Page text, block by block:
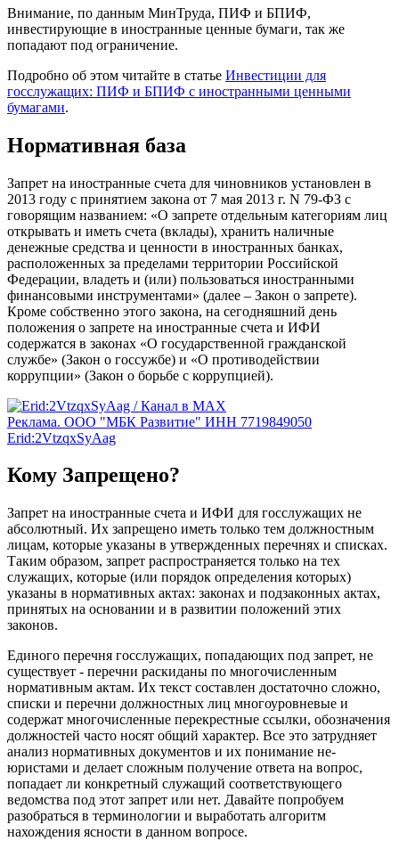
Внимание, по данным МинТруда, ПИФ и БПИФ,
инвестирующие в иностранные ценные бумаги, так же
попадают под ограничение.
Подробно об этом читайте в статье Инвестиции для
госслужащих: ПИФ и БПИФ с иностранными ценными
бумагами.
Нормативная база
Запрет на иностранные счета для чиновников установлен в
2013 году с принятием закона от 7 мая 2013 г. N 79-ФЗ с
говорящим названием: «О запрете отдельным категориям лиц
открывать и иметь счета (вклады), хранить наличные
денежные средства и ценности в иностранных банках,
расположенных за пределами территории Российской
Федерации, владеть и (или) пользоваться иностранными
финансовыми инструментами» (далее – Закон о запрете).
Кроме собственно этого закона, на сегодняшний день
положения о запрете на иностранные счета и ИФИ
содержатся в законах «О государственной гражданской
службе» (Закон о госсужбе) и «О противодействии
коррупции» (Закон о борьбе с коррупцией).
Реклама. ООО "МБК Развитие" ИНН 7719849050
Erid:2VtzqxSyAag
Кому Запрещено?
Запрет на иностранные счета и ИФИ для госслужащих не
абсолютный. Их запрещено иметь только тем должностным
лицам, которые указаны в утвержденных перечнях и списках.
Таким образом, запрет распространяется только на тех
служащих, которые (или порядок определения которых)
указаны в нормативных актах: законах и подзаконных актах,
принятых на основании и в развитии положений этих
законов.
Единого перечня госслужащих, попадающих под запрет, не
существует - перечни раскиданы по многочисленным
нормативным актам. Их текст составлен достаточно сложно,
списки и перечни должностных лиц многоуровневые и
содержат многочисленные перекрестные ссылки, обозначения
должностей часто носят общий характер. Все это затрудняет
анализ нормативных документов и их понимание не-
юристами и делает сложным получение ответа на вопрос,
попадает ли конкретный служащий соответствующего
ведомства под этот запрет или нет. Давайте попробуем
разобраться в терминологии и выработать алгоритм
нахождения ясности в данном вопросе.